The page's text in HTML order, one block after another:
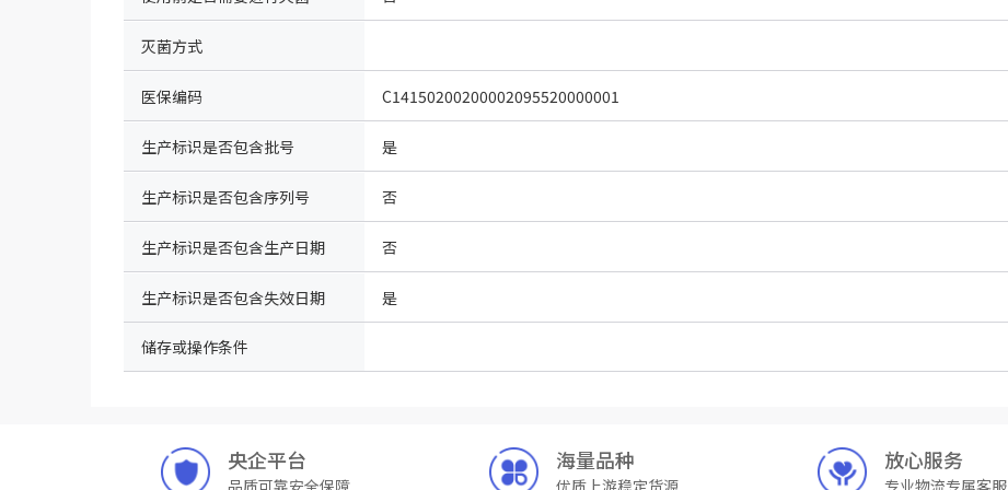
灭菌方式
医保编码 C14150200200002095520000001
生产标识是否包含批号 是
生产标识是否包含序列号 否
生产标识是否包含生产日期 否
生产标识是否包含失效日期 是
储存或操作条件
央企平台
品质可靠安全保障
海量品种
优质上游稳定货源
放心服务
专业物流专属客服